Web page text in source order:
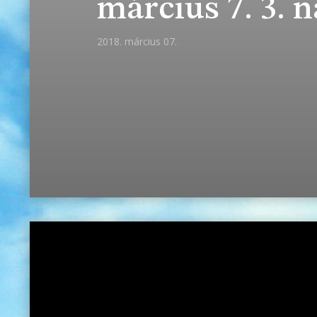
március 7. 3.
2018. március 07.